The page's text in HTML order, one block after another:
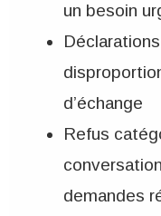
un besoin
d’échange
Refus
demandes